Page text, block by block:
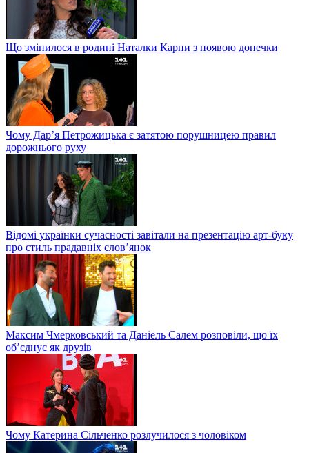
Що змінилося в родині Наталки Карпи з появою донечки
Чому Дар’я Петрожицька є затятою порушницею правил
дорожнього руху
Відомі українки сучасності завітали на презентацію арт-буку
про стиль прадавніх слов’янок
Максим Чмерковський та Даніель Салем розповіли, що їх
об’єднує як друзів
Чому Катерина Сільченко розлучилося з чоловіком